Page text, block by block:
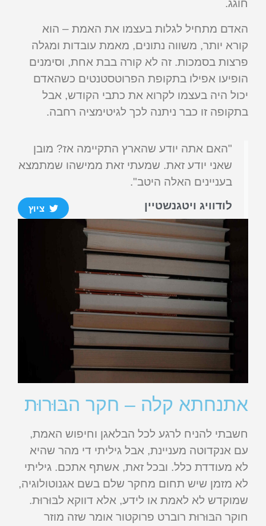
חוגג.
האדם מתחיל לגלות בעצמו את האמת – הוא
קורא יותר, משווה נתונים, מאמת עובדות ומגלה
פרצות בסמכות. זה לא קורה בבת אחת, וסימנים
הופיעו אפילו בתקופת הפרוטסטנטים כשהאדם
יכול היה בעצמו לקרוא את כתבי הקודש, אבל
בתקופה זו כבר ניתנה לכך לגיטימציה רחבה.
"האם אתה יודע שהארץ התקיימה אז? מובן
שאני יודע זאת. שמעתי זאת ממישהו שמתמצא
בעניינים האלה היטב".
לודוויג ויטגנשטיין
ציוץ
אתנחתא קלה – חקר הבּוּרוּת
חשבתי להניח לרגע לכל הבלאגן וחיפוש האמת,
עם אנקדוטה מעניינת, אבל גיליתי די מהר שהיא
לא מעודדת כלל. ובכל זאת, אשתף אתכם. גיליתי
לא מזמן שיש תחום מחקר שלם בשם אגנוטולוגיה,
שמוקדש לא לאמת או לידע, אלא דווקא לבּוּרוּת.
חוקר הבּוּרוּת רוברט פרוקטור אומר שזה מוזר